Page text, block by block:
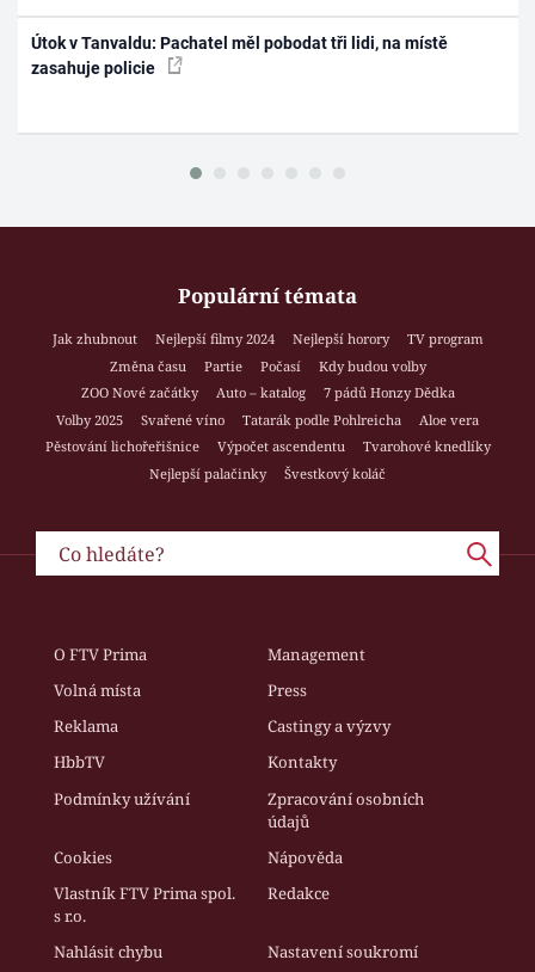
Útok v Tanvaldu: Pachatel měl pobodat tři lidi, na místě
zasahuje policie
Populární témata
Jak zhubnout Nejlepší filmy 2024 Nejlepší horory
TV program
Změna času
Partie Počasí
Kdy budou volby
ZOO Nové začátky
Auto – katalog
7 pádů Honzy Dědka
Volby 2025
Svařené víno Tatarák podle Pohlreicha
Aloe vera
Pěstování lichořeřišnice
Výpočet ascendentu
Tvarohové knedlíky
Nejlepší palačinky
Švestkový koláč
O FTV Prima
Management
Volná místa
Press
Reklama
Castingy a výzvy
HbbTV
Kontakty
Podmínky užívání
Zpracování osobních
údajů
Cookies
Nápověda
Vlastník FTV Prima spol.
s r.o.
Redakce
Nahlásit chybu Nastavení soukromí